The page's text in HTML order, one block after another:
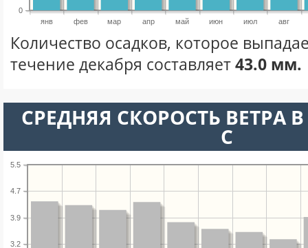
янв фев мар апр май июн июл авг
0
Количество осадков, которое
течение декабря составляет43.0 мм.
СРЕДНЯЯ СКОРОСТЬ ВЕТРА
С
3.2
3.9
4.7
5.5